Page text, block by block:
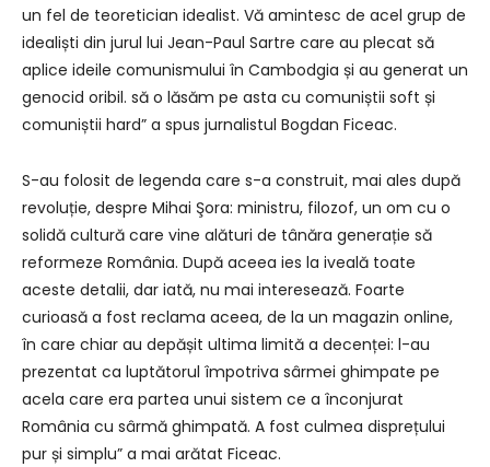
un fel de teoretician idealist. Vă amintesc de acel grup de
idealiști din jurul lui Jean-Paul Sartre care au plecat să
aplice ideile comunismului în Cambodgia și au generat un
genocid oribil. să o lăsăm pe asta cu comuniștii soft și
comuniștii hard” a spus jurnalistul Bogdan Ficeac.
S-au folosit de legenda care s-a construit, mai ales după
revoluție, despre Mihai Şora: ministru, filozof, un om cu o
solidă cultură care vine alături de tânăra generație să
reformeze România. După aceea ies la iveală toate
aceste detalii, dar iată, nu mai interesează. Foarte
curioasă a fost reclama aceea, de la un magazin online,
în care chiar au depășit ultima limită a decenței: l-au
prezentat ca luptătorul împotriva sârmei ghimpate pe
acela care era partea unui sistem ce a înconjurat
România cu sârmă ghimpată. A fost culmea disprețului
pur și simplu” a mai arătat Ficeac.